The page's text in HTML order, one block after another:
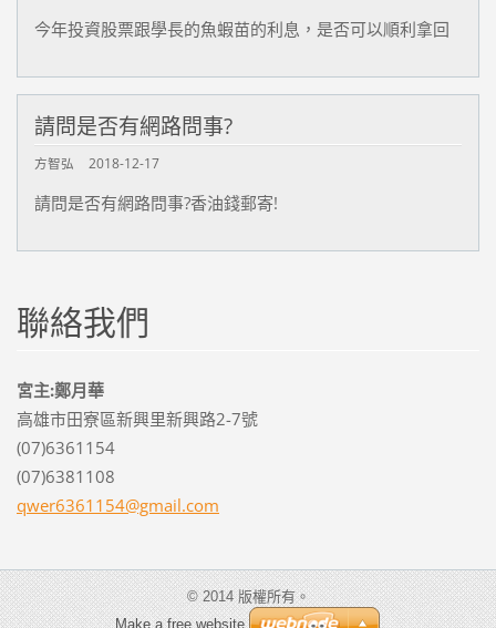
今年投資股票跟學長的魚蝦苗的利息，是否可以順利拿回
請問是否有網路問事?
方智弘 2018-12-17
請問是否有網路問事?香油錢郵寄!
聯絡我們
宮主:鄭月華
高雄市田寮區新興里新興路2-7號
(07)6361154
(07)6381108
qwer6361 154@gmail.com
© 2014 版權所有。
Make a free website